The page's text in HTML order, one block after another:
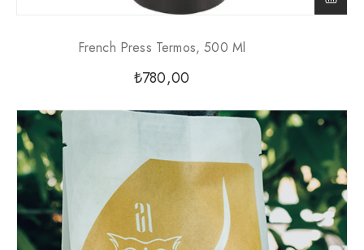
French Press Termos, 500 Ml
₺780,00